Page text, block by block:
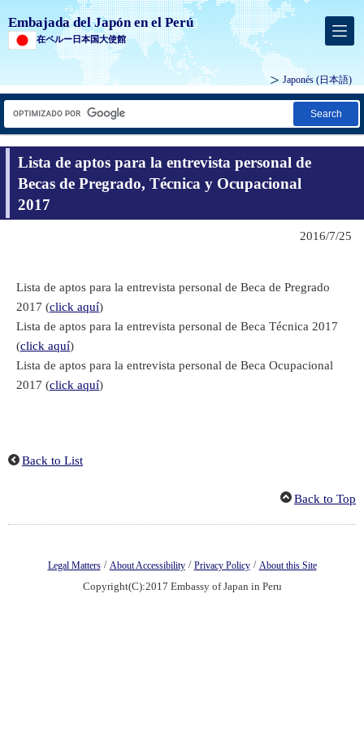
Embajada del Japón en el Perú
在ペルー日本国大使館
Japonés (日本語)
Search
Lista de aptos para la entrevista personal de
Becas de Pregrado, Técnica y Ocupacional
2017
2016/7/25
Lista de aptos para la entrevista personal de Beca de Pregrado
2017 (click aquí)
Lista de aptos para la entrevista personal de Beca Técnica 2017
(click aquí)
Lista de aptos para la entrevista personal de Beca Ocupacional
2017 (click aquí)
Back to List
Back to Top
Legal Matters / About Accessibility / Privacy Policy / About this Site
Copyright(C):2017 Embassy of Japan in Peru